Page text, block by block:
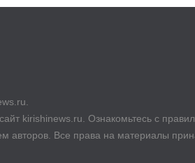
kirishinews.ru. Ознакомьтесь с
авторов. Все права на материалы